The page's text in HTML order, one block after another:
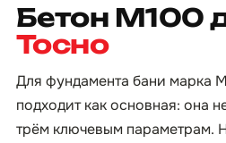
Бетон М100
Тосно
Для фундамента бани марка
подходит как основная: она
трём ключевым параметрам.